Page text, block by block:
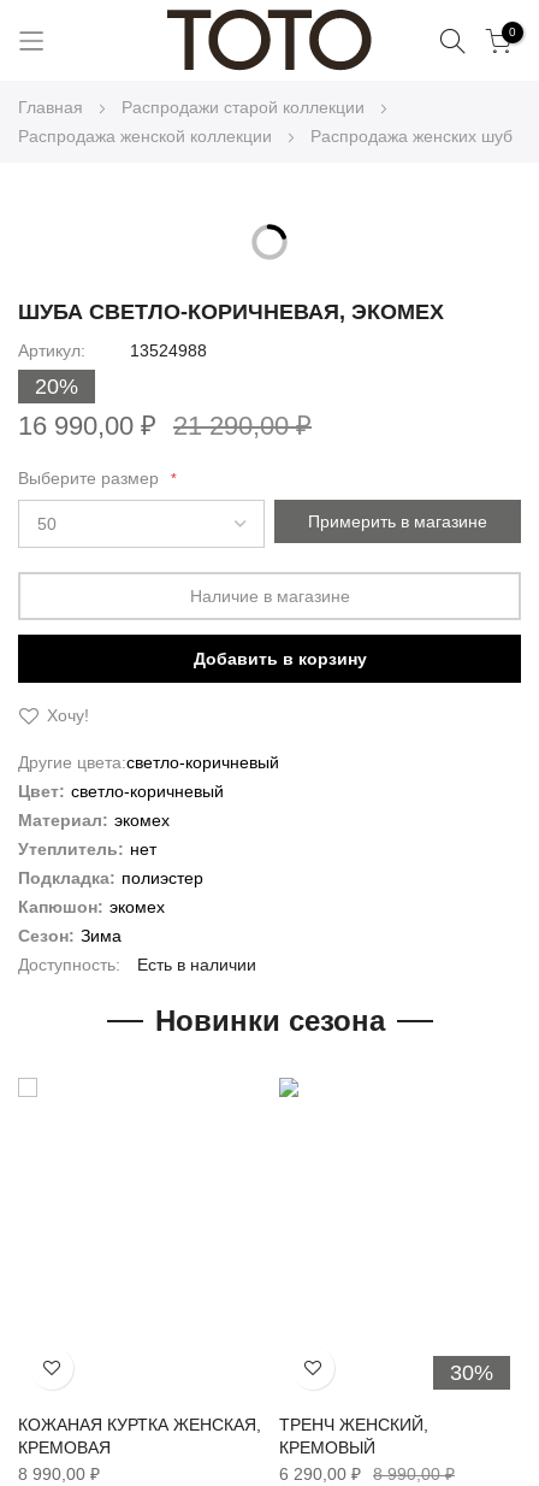
Поиск0
Content
Главная
Распродажи старой коллекции
Распродажа женской коллекции
Распродажа женских шуб
end
of
the
images
gallery
to
beginning
the
gallery
ШУБА СВЕТЛО-КОРИЧНЕВАЯ, ЭКОМЕХ
Артикул 13524988
20%
16 990,00 ₽ 21 290,00 ₽
Выберите размер
Примерить в магазине
Наличие в магазине
Добавить в корзину
Хочу!
Другие цвета:светло-коричневый
Цвет: светло-коричневый
Материал: экомех
Утеплитель: нет
Подкладка: полиэстер
Капюшон: экомех
Сезон: Зима
Есть в наличии
Новинки сезона
Хочу!
КОЖАНАЯ КУРТКА ЖЕНСКАЯ,
КРЕМОВАЯ
8 990,00 ₽
30%
Хочу!
ТРЕНЧ ЖЕНСКИЙ,
КРЕМОВЫЙ
6 290,00 ₽
8 990,00 ₽